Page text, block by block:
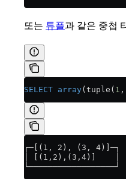
또는 튜플과 같은 중첩
SELECT array(tuple( 1 ,
┌─[(1, 2), (3, 4)]─┐
│ [(1,2),(3,4)]    │
└──────────────────┘